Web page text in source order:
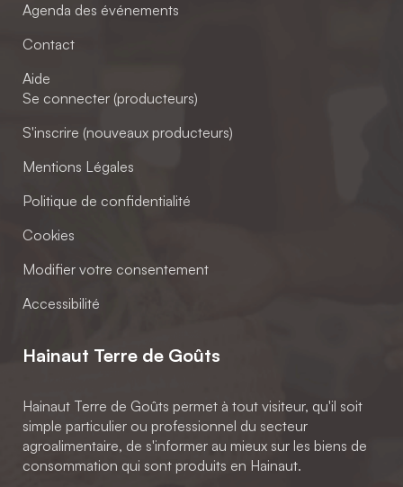
Agenda des événements
Contact
Aide
Se connecter (producteurs)
S'inscrire (nouveaux producteurs)
Mentions Légales
Politique de confidentialité
Cookies
Modifier votre consentement
Accessibilité
Hainaut Terre de Goûts
Hainaut Terre de Goûts permet à tout visiteur, qu'il soit
simple particulier ou professionnel du secteur
agroalimentaire, de s'informer au mieux sur les biens de
consommation qui sont produits en Hainaut.